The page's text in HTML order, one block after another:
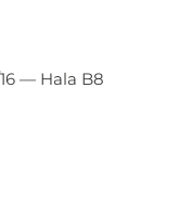
— Hala B8